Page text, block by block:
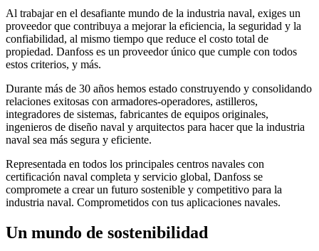
Al trabajar en el desafiante mundo de la industria naval, exiges un
proveedor que contribuya a mejorar la eficiencia, la seguridad y la
confiabilidad, al mismo tiempo que reduce el costo total de
propiedad. Danfoss es un proveedor único que cumple con todos
estos criterios, y más.
Durante más de 30 años hemos estado construyendo y consolidando
relaciones exitosas con armadores-operadores, astilleros,
integradores de sistemas, fabricantes de equipos originales,
ingenieros de diseño naval y arquitectos para hacer que la industria
naval sea más segura y eficiente.
Representada en todos los principales centros navales con
certificación naval completa y servicio global, Danfoss se
compromete a crear un futuro sostenible y competitivo para la
industria naval. Comprometidos con tus aplicaciones navales.
Un mundo de sostenibilidad